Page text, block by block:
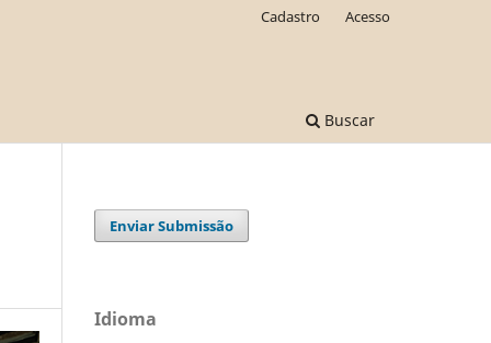
Buscar
Cadastro Acesso
Enviar Submissão
Idioma